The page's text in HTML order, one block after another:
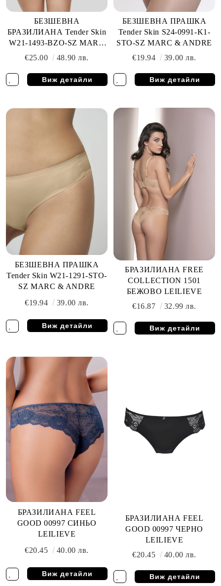
БЕЗШЕВНА
БРАЗИЛИАНА Tender Skin
W21-1493-BZO-SZ MARC
& ANDRE
€25.00 48.90 лв.
Виж детайли
БЕЗШЕВНА ПРАШКА
Tender Skin S24-0991-K1-
STO-SZ MARC & ANDRE
€19.94
39.00 лв.
Виж детайли
БЕЗШЕВНА ПРАШКА
Tender Skin W21-1291-STO-
SZ MARC & ANDRE
€19.94
39.00 лв.
Виж детайли
БРАЗИЛИАНА FREE
COLLECTION 1501
БЕЖОВО LEILIEVE
€16.87
32.99 лв.
Виж детайли
БРАЗИЛИАНА FEEL
GOOD 00997 СИНЬО
LEILIEVE
€20.45
40.00 лв.
Виж детайли
БРАЗИЛИАНА FEEL
GOOD 00997 ЧЕРНО
LEILIEVE
€20.45
40.00 лв.
Виж детайли